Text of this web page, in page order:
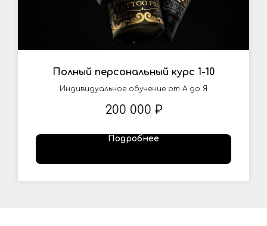
Полный персональный курс 1-10
Индивидуальное обучение от А до Я
200 000 ₽
Подробнее